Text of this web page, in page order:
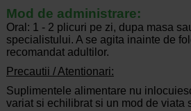
Mod de administrare:
Oral: 1 - 2 plicuri pe zi, dupa masa
specialistului. A se agita inainte de
recomandat adultilor.
Precautii / Atentionari:
Suplimentele alimentare nu
variat si echilibrat si un mod de viata